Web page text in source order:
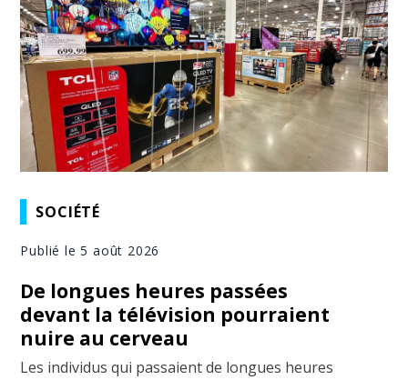
SOCIÉTÉ
Publié le 5 août 2026
De longues heures passées
devant la télévision pourraient
nuire au cerveau
Les individus qui passaient de longues heures